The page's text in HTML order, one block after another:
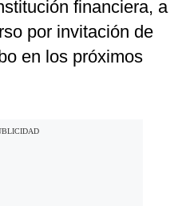
financiera, a
por invitación de
en los próximos